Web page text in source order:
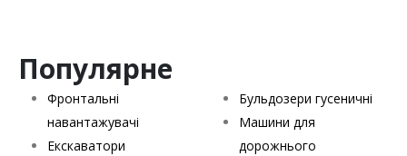
Популярне
Фронтальні
навантажувачі
Екскаватори
Бульдозери гусеничні
Машини для
дорожнього